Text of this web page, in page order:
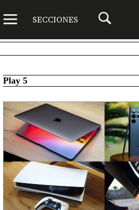
SECCIONES
Play 5